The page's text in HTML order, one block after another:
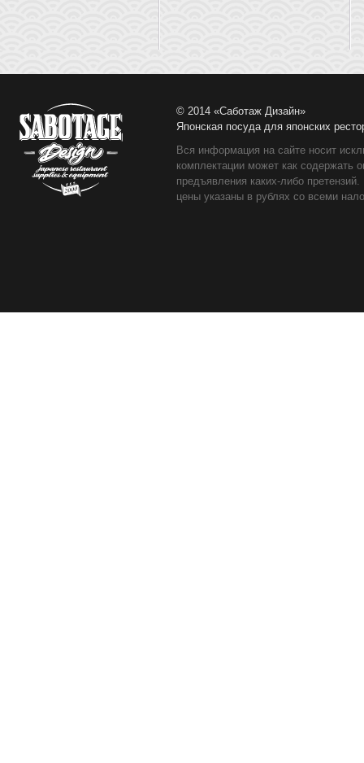
© 2014 «Саботаж Дизайн»
Японская посуда для японских
Вся информация на сайте носит
комплектации может как содержать
предъявления каких-либо
цены указаны в рублях со всеми